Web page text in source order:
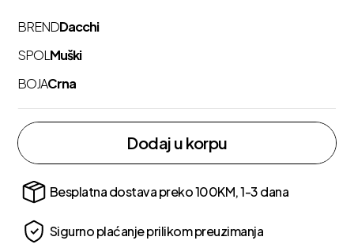
BRENDDacchi
SPOL Muški
BOJACrna
Dodaj u korpu
Besplatna dostava preko 100KM, 1-3 dana
Sigurno plaćanje prilikom preuzimanja